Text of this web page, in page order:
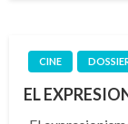
CINE
EL